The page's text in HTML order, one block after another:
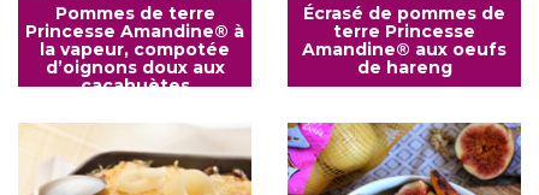
Pommes de terre
Princesse Amandine® à
la vapeur, compotée
d’oignons doux aux
cacahuètes
Écrasé de pommes de
terre Princesse
Amandine® aux oeufs
de hareng